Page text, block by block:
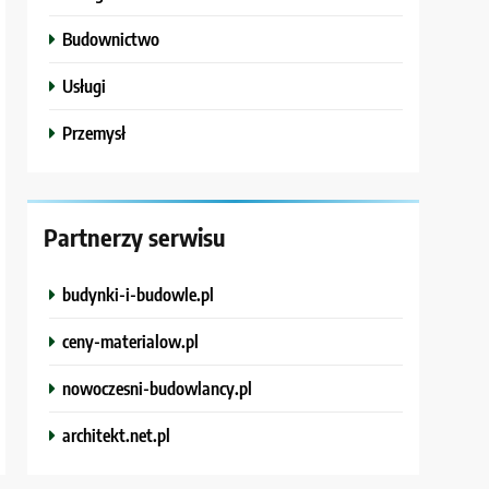
Budownictwo
Usługi
Przemysł
Partnerzy serwisu
budynki-i-budowle.pl
ceny-materialow.pl
nowoczesni-budowlancy.pl
architekt.net.pl